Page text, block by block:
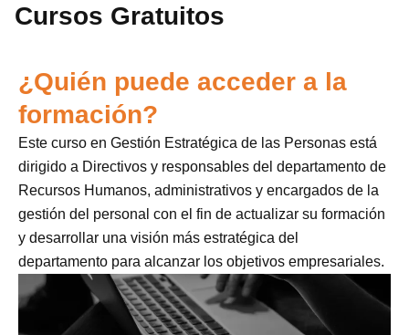
Cursos Gratuitos
¿Quién puede acceder a la
formación?
Este curso en Gestión Estratégica de las Personas está
dirigido a Directivos y responsables del departamento de
Recursos Humanos, administrativos y encargados de la
gestión del personal con el fin de actualizar su formación
y desarrollar una visión más estratégica del
departamento para alcanzar los objetivos empresariales.